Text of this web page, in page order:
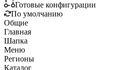
Готовые конфигурации
По умолчанию
Общие
Главная
Шапка
Меню
Регионы
Каталог